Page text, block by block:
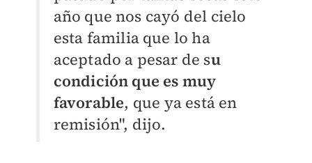
año que nos cayó del cielo
esta familia que lo ha
aceptado a pesar de su
condición que es muy
favorable, que ya está en
remisión", dijo.